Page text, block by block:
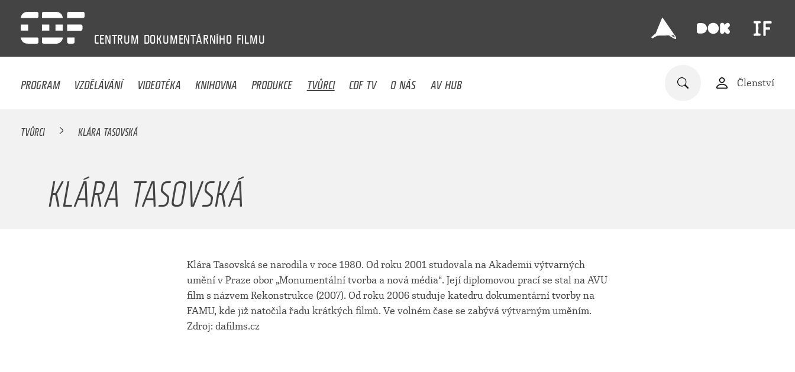
CENTRUM DOKUMENTÁRNÍHO FILMU
PROGRAM VZDĚLÁVÁNÍ VIDEOTÉKA KNIHOVNA PRODUKCE TVŮRCI CDF TV O NÁS AV HUB Členství
TVŮRCI KLÁRA TASOVSKÁ
KLÁRA TASOVSKÁ
Klára Tasovská se narodila v roce 1980. Od roku 2001 studovala na Akademii výtvarných
umění v Praze obor „Monumentální tvorba a nová média“. Její diplomovou prací se stal na AVU
film s názvem Rekonstrukce (2007). Od roku 2006 studuje katedru dokumentární tvorby na
FAMU, kde již natočila řadu krátkých filmů. Ve volném čase se zabývá výtvarným uměním.
Zdroj: dafilms.cz